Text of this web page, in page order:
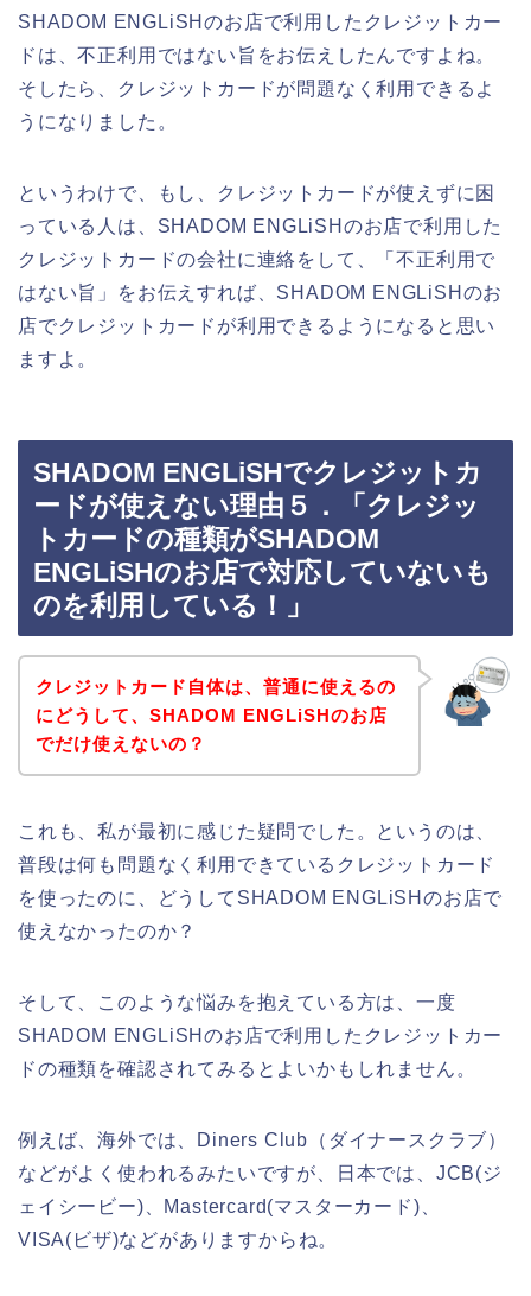
SHADOM ENGLiSHのお店で利用したクレジットカー
ドは、不正利用ではない旨をお伝えしたんですよね。
そしたら、クレジットカードが問題なく利用できるよ
うになりました。
というわけで、もし、クレジットカードが使えずに困
っている人は、SHADOM ENGLiSHのお店で利用した
クレジットカードの会社に連絡をして、「不正利用で
はない旨」をお伝えすれば、SHADOM ENGLiSHのお
店でクレジットカードが利用できるようになると思い
ますよ。
SHADOM ENGLiSHでクレジットカ
ードが使えない理由５．「クレジッ
トカードの種類がSHADOM
ENGLiSHのお店で対応していないも
のを利用している！」
クレジットカード自体は、普通に使えるの
にどうして、SHADOM ENGLiSHのお店
でだけ使えないの？
これも、私が最初に感じた疑問でした。というのは、
普段は何も問題なく利用できているクレジットカード
を使ったのに、どうしてSHADOM ENGLiSHのお店で
使えなかったのか？
そして、このような悩みを抱えている方は、一度
SHADOM ENGLiSHのお店で利用したクレジットカー
ドの種類を確認されてみるとよいかもしれません。
例えば、海外では、Diners Club（ダイナースクラブ）
などがよく使われるみたいですが、日本では、JCB(ジ
ェイシービー)、Mastercard(マスターカード)、
VISA(ビザ)などがありますからね。